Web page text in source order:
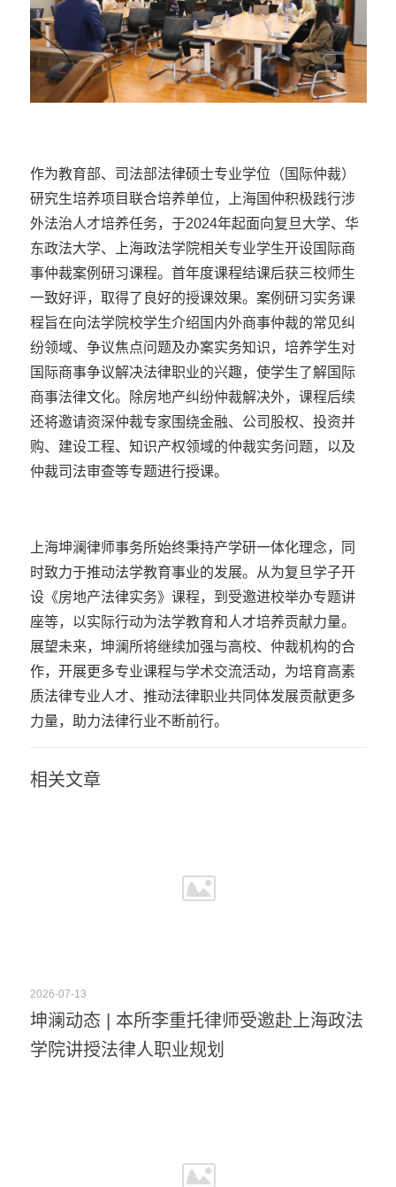
作为教育部、司法部法律硕士专业学位（国际仲裁）
研究生培养项目联合培养单位，上海国仲积极践行涉
外法治人才培养任务，于2024年起面向复旦大学、华
东政法大学、上海政法学院相关专业学生开设国际商
事仲裁案例研习课程。首年度课程结课后获三校师生
一致好评，取得了良好的授课效果。案例研习实务课
程旨在向法学院校学生介绍国内外商事仲裁的常见纠
纷领域、争议焦点问题及办案实务知识，培养学生对
国际商事争议解决法律职业的兴趣，使学生了解国际
商事法律文化。除房地产纠纷仲裁解决外，课程后续
还将邀请资深仲裁专家围绕金融、公司股权、投资并
购、建设工程、知识产权领域的仲裁实务问题，以及
仲裁司法审查等专题进行授课。
上海坤澜律师事务所始终秉持产学研一体化理念，同
时致力于推动法学教育事业的发展。从为复旦学子开
设《房地产法律实务》课程，到受邀进校举办专题讲
座等，以实际行动为法学教育和人才培养贡献力量。
展望未来，坤澜所将继续加强与高校、仲裁机构的合
作，开展更多专业课程与学术交流活动，为培育高素
质法律专业人才、推动法律职业共同体发展贡献更多
力量，助力法律行业不断前行。
相关文章
2026-07-13
坤澜动态 | 本所李重托律师受邀赴上海政法
学院讲授法律人职业规划